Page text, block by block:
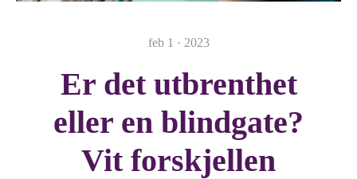
feb 1 · 2023
Er det utbrenthet
eller en blindgate?
Vit forskjellen